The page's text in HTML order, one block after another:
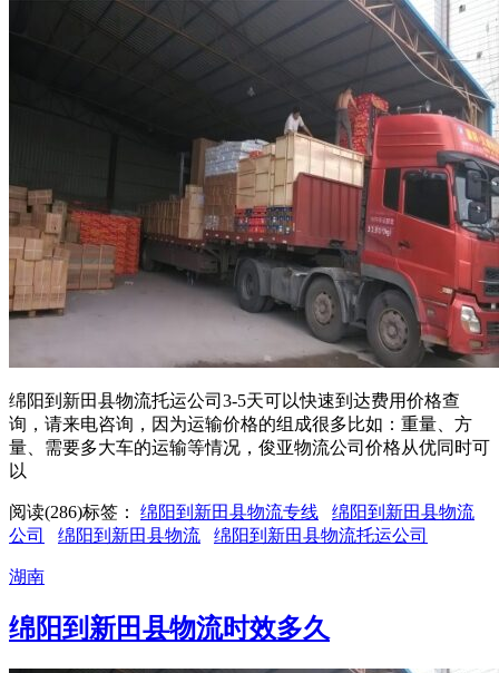
绵阳到新田县物流托运公司3-5天可以快速到达费用价格查
询，请来电咨询，因为运输价格的组成很多比如：重量、方
量、需要多大车的运输等情况，俊亚物流公司价格从优同时可
以
阅读(286)标签： 绵阳到新田县物流专线
绵阳到新田县物流
公司
绵阳到新田县物流 绵阳到新田县物流托运公司
湖南
绵阳到新田县物流时效多久